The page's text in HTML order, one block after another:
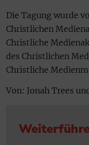
Die Tagung wurde
Christlichen
Christliche
des Christlichen
Christliche
Von: Jonah Trees